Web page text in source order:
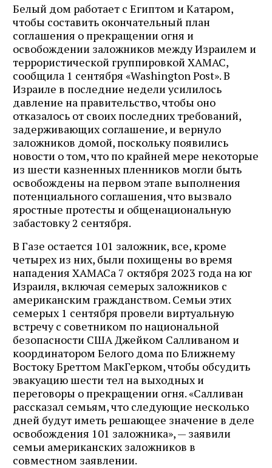
Белый дом работает с Египтом и Катаром,
чтобы составить окончательный план
соглашения о прекращении огня и
освобождении заложников между Израилем и
террористической группировкой ХАМАС,
сообщила 1 сентября «Washington Post». В
Израиле в последние недели усилилось
давление на правительство, чтобы оно
отказалось от своих последних требований,
задерживающих соглашение, и вернуло
заложников домой, поскольку появились
новости о том, что по крайней мере некоторые
из шести казненных пленников могли быть
освобождены на первом этапе выполнения
потенциального соглашения, что вызвало
яростные протесты и общенациональную
забастовку 2 сентября.
В Газе остается 101 заложник, все, кроме
четырех из них, были похищены во время
нападения ХАМАСа 7 октября 2023 года на юг
Израиля, включая семерых заложников с
американским гражданством. Семьи этих
семерых 1 сентября провели виртуальную
встречу с советником по национальной
безопасности США Джейком Салливаном и
координатором Белого дома по Ближнему
Востоку Бреттом МакГерком, чтобы обсудить
эвакуацию шести тел на выходных и
переговоры о прекращении огня. «Салливан
рассказал семьям, что следующие несколько
дней будут иметь решающее значение в деле
освобождения 101 заложника», — заявили
семьи американских заложников в
совместном заявлении.